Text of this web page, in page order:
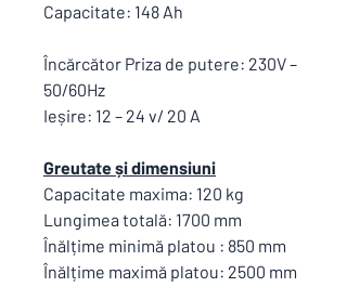
Capacitate: 148 Ah
Încărcător Priza de putere: 230V –
50/60Hz
Ieșire: 12 – 24 v/ 20 A
Greutate și dimensiuni
Capacitate maxima: 120 kg
Lungimea totală: 1700 mm
Înălțime minimă platou : 850 mm
Înălțime maximă platou: 2500 mm